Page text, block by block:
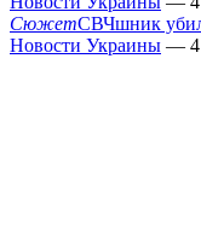
СюжетСВЧшник убил
Новости Украины — 4